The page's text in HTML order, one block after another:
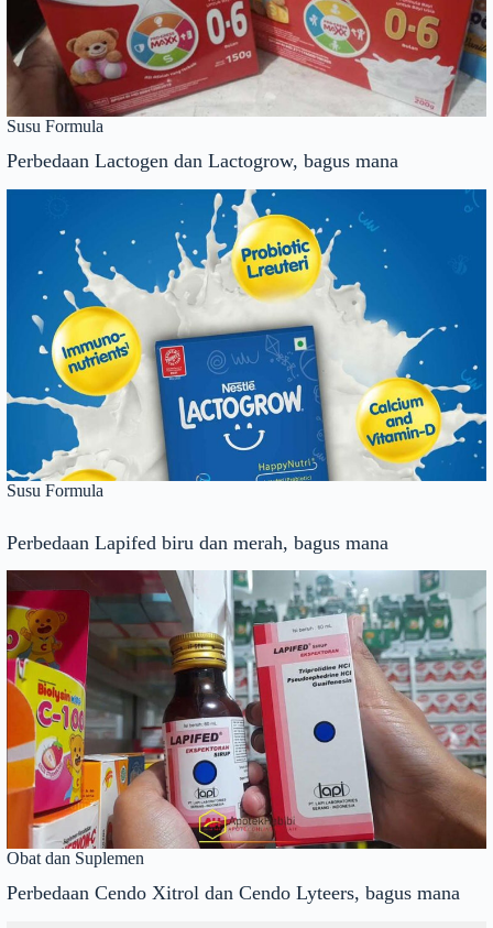
Susu Formula
Perbedaan Lactogen dan Lactogrow, bagus mana
Susu Formula
Perbedaan Lapifed biru dan merah, bagus mana
Obat dan Suplemen
Perbedaan Cendo Xitrol dan Cendo Lyteers, bagus mana